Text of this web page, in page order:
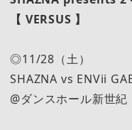
【 VERSUS 】
◎11/28（土）
SHAZNA vs ENVii
@ダンスホール新世紀